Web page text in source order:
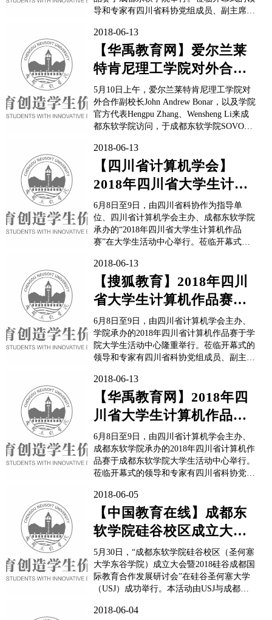
导和专家有四川省科协党组成员、副主席刘
省科协学会部部长刘先让，成都东软学院党
委副书记、副院长张宪民，省计算机学会高
职高专分会理事长、乐山职业技术学院院长
刘忠，省计算机学...
2018-06-13
【华禹教育网】爱尔兰莱
特肯尼理工学院对外合作
副校长John Andrew
Bon...
5月10日上午，爱尔兰莱特肯尼理工学院对
外合作副校长John Andrew Bonar，以及学院
官方代表Hengpu Zhang、Wensheng Li来成
都东软学院访问，于成都东软学院SOVO会
COLAB的项目合作探讨。成都东软学院副
院长刘宏、人力资源部部长刘明理、国合部
副部长庞刚、SOVO中心主任罗建波、
SOVO中心副主任...
2018-06-13
【四川省计算机学会】
2018年四川省大学生计算
机作品赛在成都东软学院
顺利举行
6月8日至9日，由四川省科协作为指导单
位、四川省计算机学会主办、成都东软学院
承办的“2018年四川省大学生计算机作品
赛”在大学生活动中心举行。莅临开幕式的
主席，成都东软学院党委副书记、副院长张
宪民，四川省计算机学会秘书长宋昌元，四
川省科协学会部部长刘先让，四川省计算机
学会高职高专分会理事长...
2018-06-13
【搜狐教育】2018年四川
省大学生计算机作品赛于
学院隆重举行
6月8日至9日，由四川省计算机学会主办、
学院承办的2018年四川省计算机作品赛于学
院大学生活动中心隆重举行。莅临开幕式的
领导和专家有四川省科协党组成员、副主席
川省科协学会部长刘先让，学院党委副书
记、副院长张宪民，省计算机学会高职高专
分会理事长、乐山职业技术学院院长刘忠，
省计算机学会副理...
2018-06-13
【华禹教育网】2018年四
川省大学生计算机作品赛
于成都东软学院顺利举行
6月8日至9日，由四川省计算机学会主办、
成都东软学院承办的2018年四川省计算机作
品赛于成都东软学院大学生活动中心举行。
莅临开幕式的领导和专家有四川省科协党组
长宋昌元，四川省科协学会部部长刘先让，
学院党委副书记、副院长张宪民，省计算机
学会高职高专分会理事长、乐山职业技术学
院院长刘忠，省计算机学会副理事长、西南
交通大学信息科学与技术学院院长潘炜，
电...
2018-06-05
【中国教育在线】成都东
软学院硅谷校区成立大会
隆重举行
5月30日，“成都东软学院硅谷校区（圣何塞
大学东谷学院）成立大会暨2018硅谷成都国
际教育合作发展研讨会”在硅谷圣何塞大学
（USJ）成功举行。本活动由USJ与成都东
ClaudeWang、成都东软学院人力资源部长刘
2018-06-04